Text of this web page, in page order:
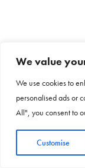
We value
We use cookies to
personalised ads or
All", you consent to
Customise